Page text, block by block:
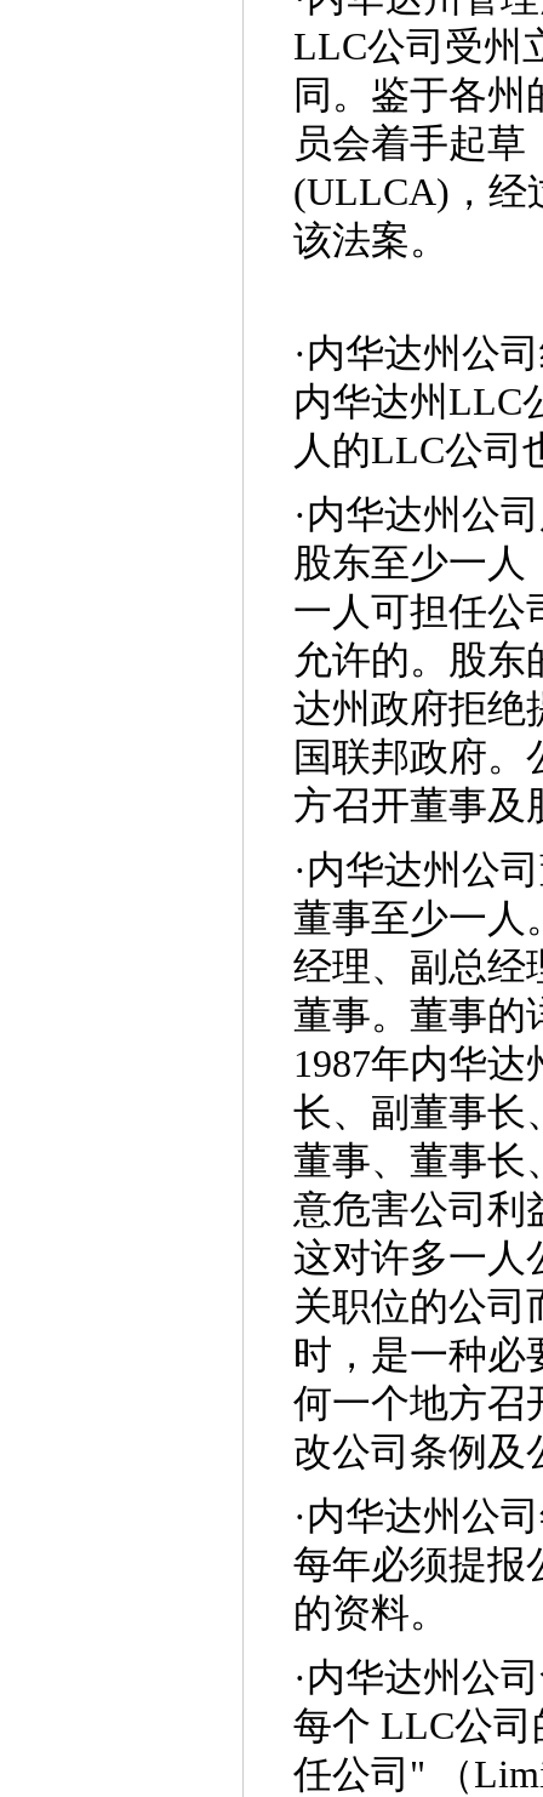
LLC公司受州
同。鉴于各州
员会着手起
(ULLCA)，经
该法案。
·内华达州公
内华达州LLC
人的LLC公司
·内华达州公
股东至少一人
一人可担任公
允许的。股东
达州政府拒绝
国联邦政府。
方召开董事及
·内华达州公
董事至少一人
经理、副总经
董事。董事的
1987年内华
长、副董事长
董事、董事长
意危害公司利
这对许多一人
关职位的公司
时，是一种必
何一个地方召
改公司条例及
·内华达州公
每年必须提报
的资料。
·内华达州公
每个 LLC公
任公司" （